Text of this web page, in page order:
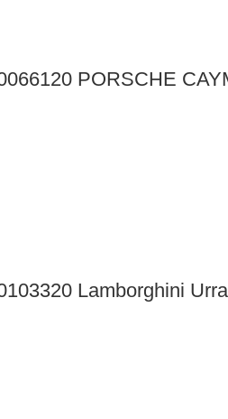
PORSCHE
Lamborghini